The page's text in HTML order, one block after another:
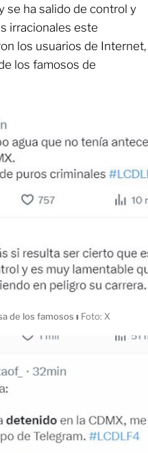
se ha salido de control y
irracionales este
los usuarios de Internet,
los famosos de
de los famosos ı Foto: X